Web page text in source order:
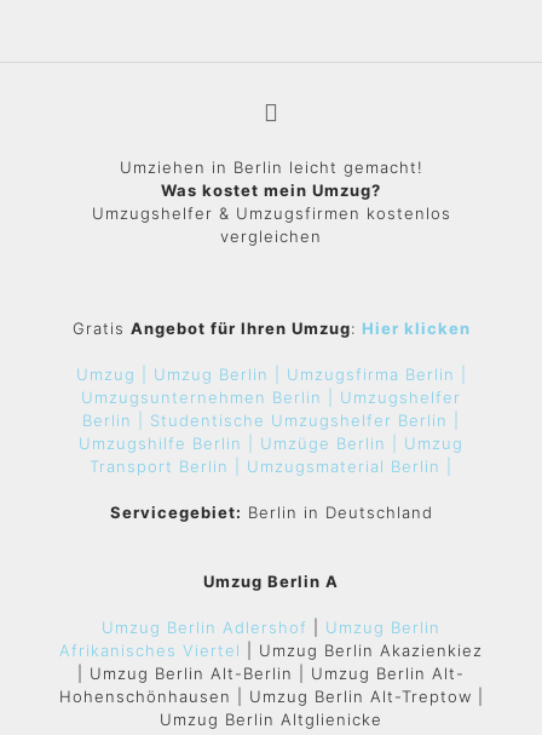
Umziehen in Berlin leicht gemacht!
Was kostet mein Umzug?
Umzugshelfer & Umzugsfirmen kostenlos
vergleichen
Gratis Angebot für Ihren Umzug: Hier klicken
Umzug | Umzug Berlin |
Umzugsfirma Berlin |
Umzugsunternehmen Berlin | Umzugshelfer
Berlin | Studentische Umzugshelfer Berlin |
Umzugshilfe Berlin | Umzüge Berlin | Umzug
Transport Berlin | Umzugsmaterial Berlin |
Servicegebiet: Berlin in Deutschland
Umzug Berlin A
Umzug Berlin Adlershof
Umzug Berlin
Afrikanisches Viertel
| Umzug Berlin Akazienkiez
| Umzug Berlin Alt-Berlin | Umzug Berlin Alt-
Hohenschönhausen | Umzug Berlin Alt-Treptow |
Umzug Berlin Altglienicke